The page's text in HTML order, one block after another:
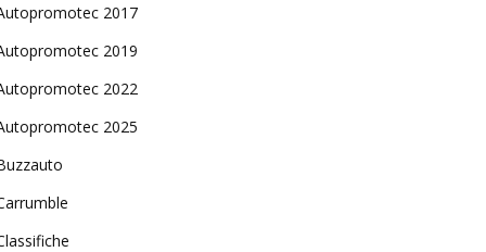
2017
2019
2022
2025